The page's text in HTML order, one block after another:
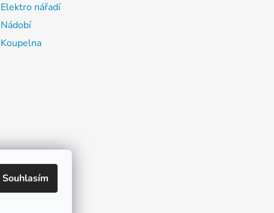
Souhlasím
Elektro nářadí
Nádobí
Koupelna